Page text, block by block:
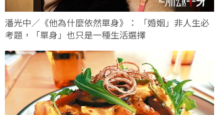
潘光中／《他為什麼依然單身》： 「婚姻」非人生必
考題，「單身」也只是一種生活選擇